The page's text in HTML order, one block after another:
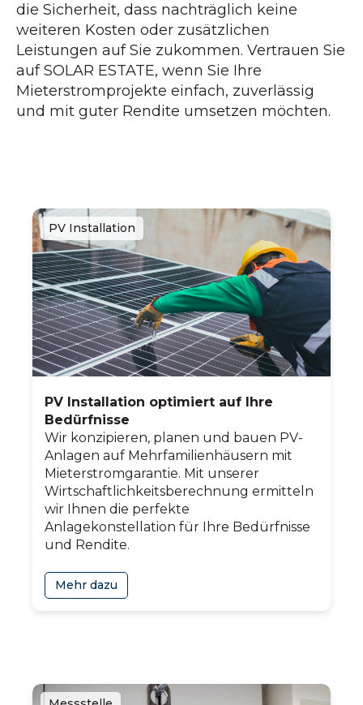
die Sicherheit, dass nachträglich keine
weiteren Kosten oder zusätzlichen
Leistungen auf Sie zukommen. Vertrauen Sie
auf SOLAR ESTATE, wenn Sie Ihre
Mieterstromprojekte einfach, zuverlässig
und mit guter Rendite umsetzen möchten.
PV Installation
PV Installation optimiert auf Ihre
Bedürfnisse
Wir konzipieren, planen und bauen PV-
Anlagen auf Mehrfamilienhäusern mit
Mieterstromgarantie. Mit unserer
Wirtschaftlichkeitsberechnung ermitteln
wir Ihnen die perfekte
Anlagekonstellation für Ihre Bedürfnisse
und Rendite.
Mehr dazu